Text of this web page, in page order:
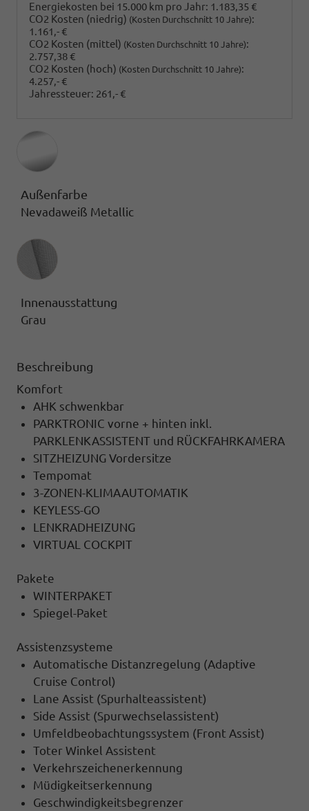
Energiekosten bei 15.000 km pro Jahr: 1.183,35 €
CO2 Kosten (niedrig) (Kosten Durchschnitt 10 Jahre):
1.161,- €
CO2 Kosten (mittel) (Kosten Durchschnitt 10 Jahre):
2.757,38 €
CO2 Kosten (hoch) (Kosten Durchschnitt 10 Jahre):
4.257,- €
Jahressteuer: 261,- €
Außenfarbe
Nevadaweiß Metallic
Innenausstattung
Innenausstattung
Grau
Beschreibung
Komfort
AHK schwenkbar
PARKTRONIC vorne + hinten inkl.
PARKLENKASSISTENT und RÜCKFAHRKAMERA
SITZHEIZUNG Vordersitze
Tempomat
3-ZONEN-KLIMAAUTOMATIK
KEYLESS-GO
LENKRADHEIZUNG
VIRTUAL COCKPIT
Pakete
WINTERPAKET
Spiegel-Paket
Assistenzsysteme
Automatische Distanzregelung (Adaptive
Cruise Control)
Lane Assist (Spurhalteassistent)
Side Assist (Spurwechselassistent)
Umfeldbeobachtungssystem (Front Assist)
Toter Winkel Assistent
Verkehrszeichenerkennung
Müdigkeitserkennung
Geschwindigkeitsbegrenzer